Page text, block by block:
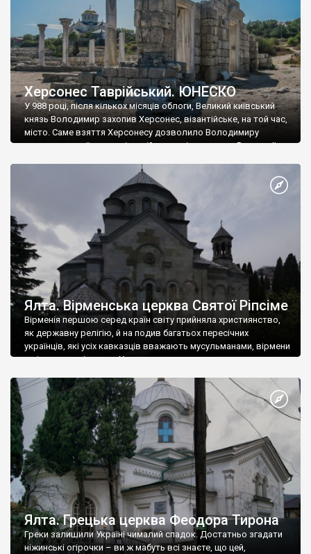
Херсонес Таврійський. ЮНЕСКО
У 988 році, після кількох місяців облоги, Великий київський
князь Володимир захопив Херсонес, візантійське, на той час,
місто. Саме взяття Херсонесу дозволило Володимиру
диктувати свої умови візантійському імператору Василю ІІ, та
Херсонесі Володимир-язичник, став Василем-християнином.
А потім було Хрещення Русі. На честь Херсонесу Таврійського
Ялта. Вірменська церква Святої Ріпсіме
Вірменія першою серед країн світу прийняла християнство,
як державну релігію, й на подив багатьох пересічних
українців, які усіх кавказців вважають мусульманами, вірмени
є відданими вірянами Христа
Ялта. Грецька церква Феодора Тирона
Греки залишили Україні чималий спадок. Достатньо згадати
ніжинські огірочки – ви ж мабуть всі знаєте, що цей,